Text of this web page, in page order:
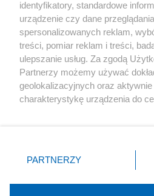
Kultura
X Facebook
identyfikatory, standardowe
urządzenie czy dane
spersonalizowanych reklam,
treści, pomiar reklam i treści,
ulepszanie usług. Za zgodą
Partnerzy możemy używać
geolokalizacyjnych oraz
charakterystykę urządzenia do
zmienić/wycofać klikając
znajdujący się w lewym dolnym
rodzaje przetwarzania danych
PARTNERZY